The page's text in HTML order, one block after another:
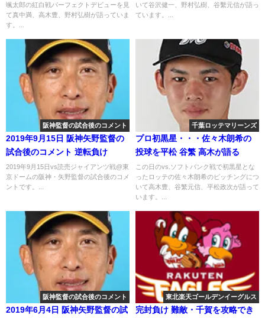
颯太郎の紅白戦パーフェクトデビューを見
て真中満、高木豊、野村弘樹が語っていま
す。...
いて谷沢健一、野村弘樹、谷繫元信が語っ
ています。...
阪神監督の試合後のコメント
2019年9月15日 阪神矢野監督の
試合後のコメント 逆転負け
2019年9月15日vs読売ジャイアンツ戦@東
京ドームの阪神・矢野監督の試合後のコメ
ントです。...
千葉ロッテマリーンズ
プロ初黒星・・・佐々木朗希の
投球を平松 谷繁 高木が語る
この日のvs.ソフトバンク戦で初黒星とな
ったロッテの佐々木朗希のピッチングにつ
いて高木豊、谷繁元信、平松政次が語って
います。...
阪神監督の試合後のコメント
2019年6月4日 阪神矢野監督の試
東北楽天ゴールデンイーグルス
完封負け 難敵・千賀を攻略でき